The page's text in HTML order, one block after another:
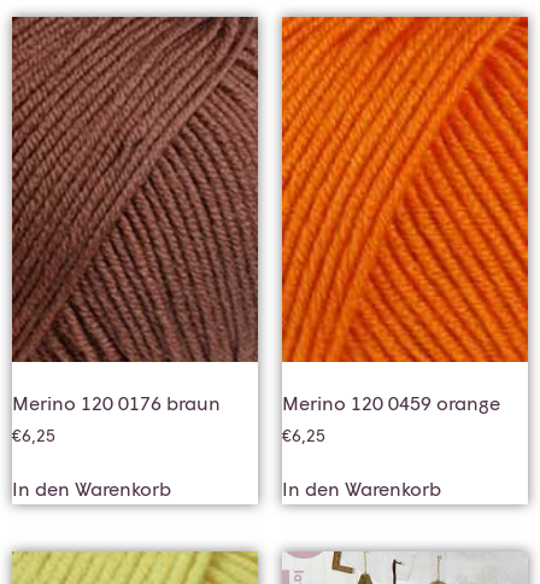
Merino 120 0176 braun
€6,25
In den Warenkorb
Merino 120 0459 orange
€6,25
In den Warenkorb